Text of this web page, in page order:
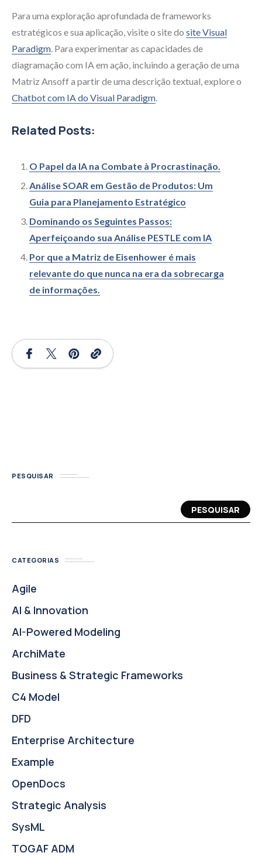
Para uma exploração aprofundada de frameworks
estratégicos e sua aplicação, visite o site do site Visual
Paradigm. Para experimentar as capacidades de
diagramação com IA em ação, incluindo a geração de uma
Matriz Ansoff a partir de uma descrição textual, explore o
Chatbot com IA do Visual Paradigm.
Related Posts:
O Papel da IA na Combate à Procrastinação.
Análise SOAR em Gestão de Produtos: Um
Guia para Planejamento Estratégico
Dominando os Seguintes Passos:
Aperfeiçoando sua Análise PESTLE com IA
Por que a Matriz de Eisenhower é mais
relevante do que nunca na era da sobrecarga
de informações.
PESQUISAR
PESQUISAR
CATEGORIAS
Agile
AI & Innovation
AI-Powered Modeling
ArchiMate
Business & Strategic Frameworks
C4 Model
DFD
Enterprise Architecture
Example
OpenDocs
Strategic Analysis
SysML
TOGAF ADM